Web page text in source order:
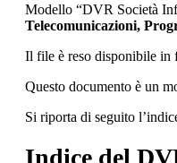
Modello “DVR Società
Telecomunicazioni,
Il file è reso disponibile in
Questo documento è un
Si riporta di seguito
Indice del